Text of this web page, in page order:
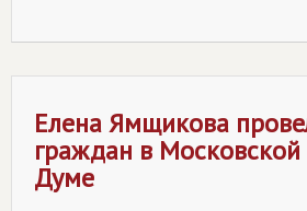
Елена Ямщикова
граждан в Московской
Думе